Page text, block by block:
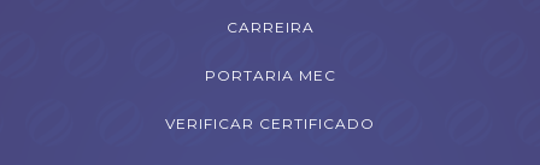
CARREIRA
PORTARIA MEC
VERIFICAR CERTIFICADO